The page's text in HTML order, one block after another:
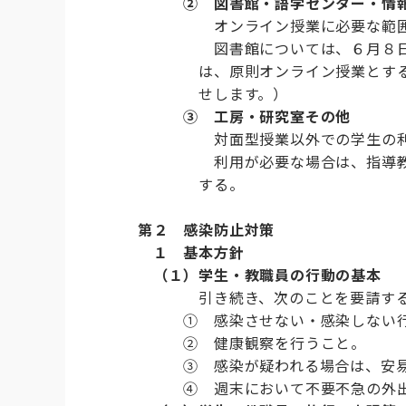
オンライン授業に必要な範囲で
図書館については、６月８日（
は、原則オンライン授業とするこ
せします。）
③
工房・研究室その他
対面型授業以外での学生の利用
利用が必要な場合は、指導教員
する。
第２ 感染防止対策
１ 基本方針
（１）学生・教職員の行動の基本
引き続き、次のことを要請す
① 感染させない・感染しない行
② 健康観察を行うこと。
③ 感染が疑われる場合は、安易な
④ 週末において不要不急の外出を